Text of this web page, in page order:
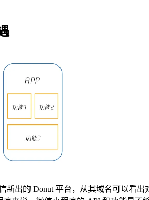
新出的 Donut 平台，从其域名可以看